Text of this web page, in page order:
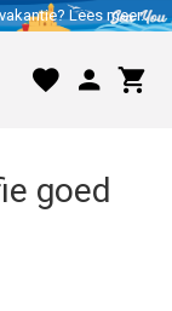
Lees meer..
goed